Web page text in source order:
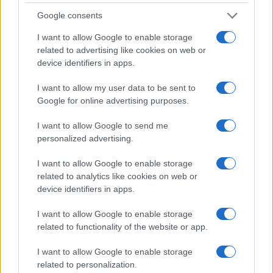
Google consents
I want to allow Google to enable storage
related to advertising like cookies on web or
device identifiers in apps.
I want to allow my user data to be sent to
Google for online advertising purposes.
I want to allow Google to send me
personalized advertising.
I want to allow Google to enable storage
related to analytics like cookies on web or
device identifiers in apps.
I want to allow Google to enable storage
related to functionality of the website or app.
I want to allow Google to enable storage
related to personalization.
I nostri cari
I nostri cari
Giovannimaria Cabras